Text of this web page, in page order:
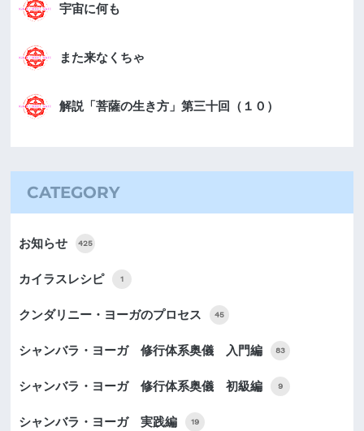
宇宙に何も
また来なくちゃ
解説「菩薩の生き方」第三十回（１０）
CATEGORY
お知らせ 425
カイラスレシピ 1
クンダリニー・ヨーガのプロセス 45
シャンバラ・ヨーガ 修行体系奥儀 入門編 83
シャンバラ・ヨーガ 修行体系奥儀 初級編 9
シャンバラ・ヨーガ 実践編 19